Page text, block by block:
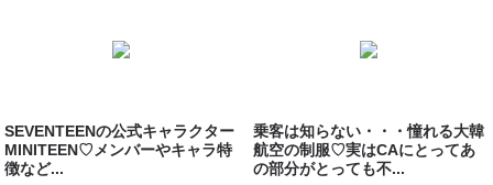
SEVENTEENの公式キャラクター
MINITEEN♡メンバーやキャラ特
徴など...
乗客は知らない・・・憧れる大韓
航空の制服♡実はCAにとってあ
の部分がとっても不...